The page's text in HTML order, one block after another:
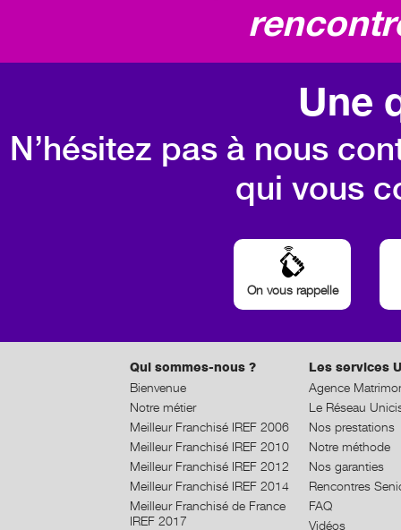
Une
N’hésitez pas à nous
qui vous
On vous rappelle
Qui sommes-nous ?
Bienvenue
Notre métier
Meilleur Franchisé IREF 2006
Meilleur Franchisé IREF 2010
Meilleur Franchisé IREF 2012
Meilleur Franchisé IREF 2014
Meilleur Franchisé de France
IREF 2017
Les services
Agence
Le Réseau
Nos prestations
Notre méthode
Nos garanties
Rencontres
FAQ
Vidéos